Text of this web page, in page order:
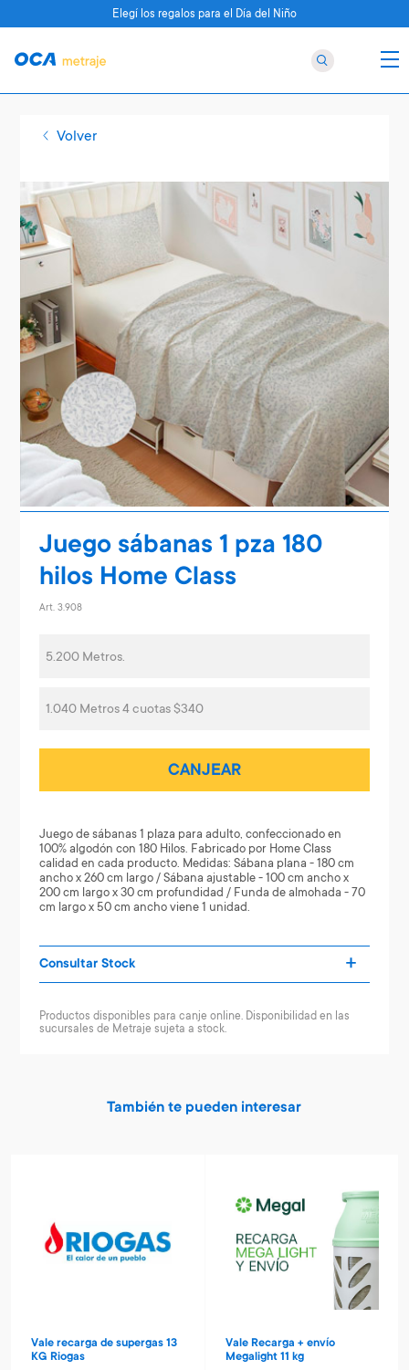
Volver
Juego sábanas 1 pza 180
hilos Home Class
Art. 3.908
5.200 Metros.
1.040 Metros 4 cuotas $340
CANJEAR
Juego de sábanas 1 plaza para adulto, confeccionado en
100% algodón con 180 Hilos. Fabricado por Home Class
calidad en cada producto. Medidas: Sábana plana - 180 cm
ancho x 260 cm largo / Sábana ajustable - 100 cm ancho x
200 cm largo x 30 cm profundidad / Funda de almohada - 70
cm largo x 50 cm ancho viene 1 unidad.
Consultar Stock
Productos disponibles para canje online. Disponibilidad en las
sucursales de Metraje sujeta a stock.
También te pueden interesar
Vale recarga de supergas 13
KG Riogas
Vale Recarga + envío
Megalight 11 kg
Elegí los regalos para el Día del Niño